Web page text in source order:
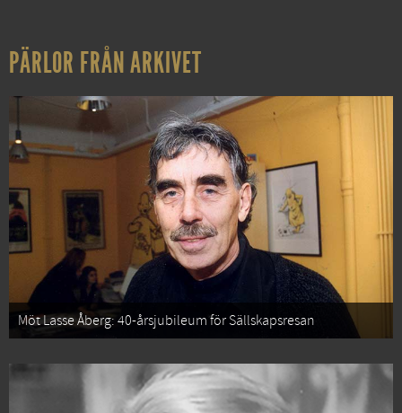
PÄRLOR FRÅN ARKIVET
Möt Lasse Åberg: 40-årsjubileum för Sällskapsresan